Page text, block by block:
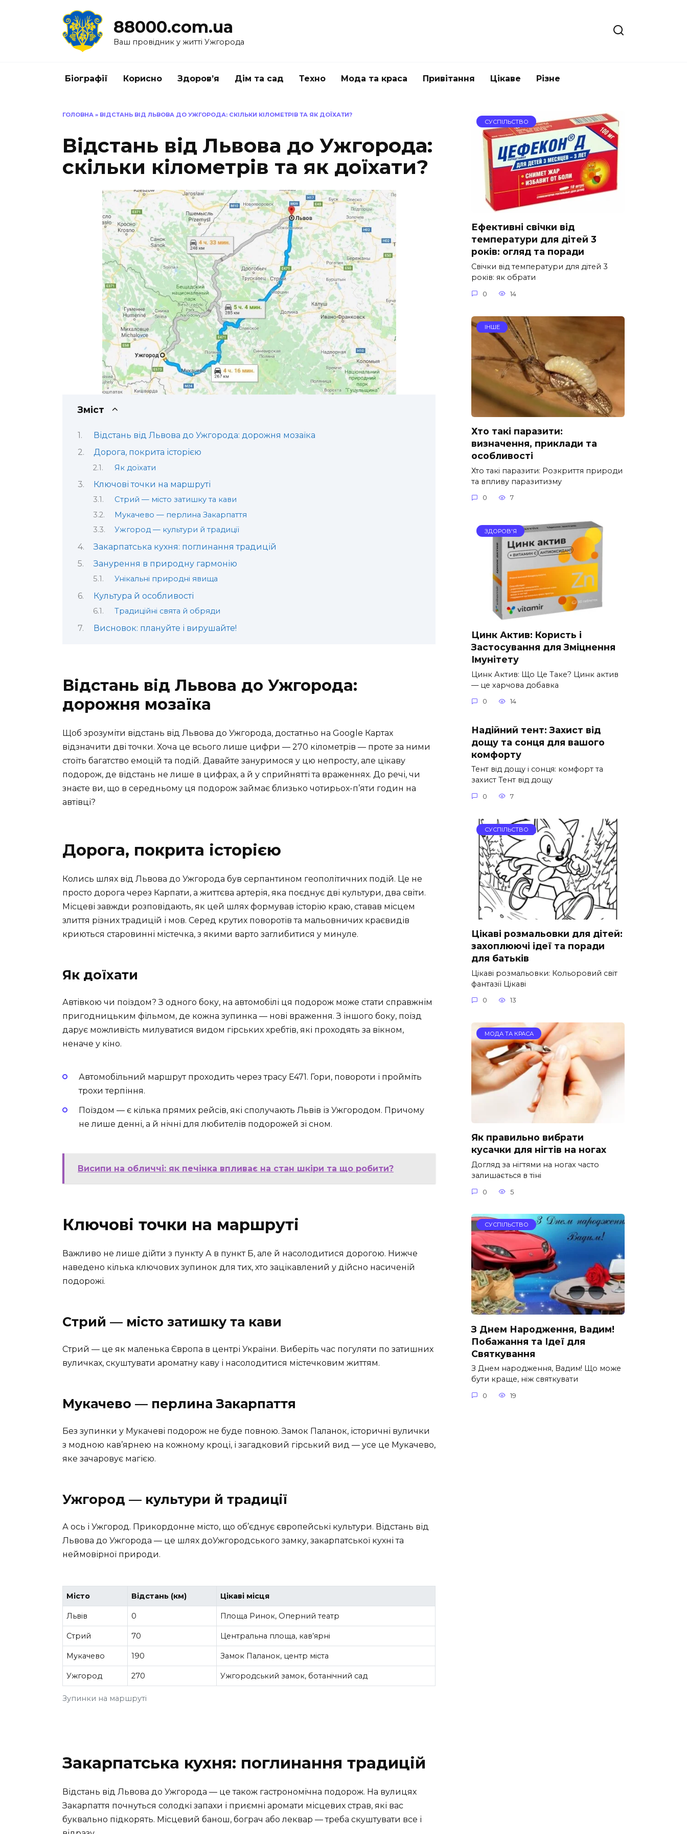
88000.com.ua
Ваш провідник у житті Ужгорода
Біографії Корисно Здоров’я Дім та сад Техно Мода та краса Привітання Цікаве Різне
ГОЛОВНА » ВІДСТАНЬ ВІД ЛЬВОВА ДО УЖГОРОДА: СКІЛЬКИ КІЛОМЕТРІВ ТА ЯК ДОЇХАТИ?
Відстань від Львова до Ужгорода:
скільки кілометрів та як доїхати?
Зміст
Відстань від Львова до Ужгорода: дорожня мозаїка
Дорога, покрита історією
Як доїхати
Ключові точки на маршруті
Стрий — місто затишку та кави
Мукачево — перлина Закарпаття
Ужгород — культури й традиції
Закарпатська кухня: поглинання традицій
Занурення в природну гармонію
Унікальні природні явища
Культура й особливості
Традиційні свята й обряди
Висновок: плануйте і вирушайте!
Відстань від Львова до Ужгорода:
дорожня мозаїка
Щоб зрозуміти відстань від Львова до Ужгорода, достатньо на Google Картах
відзначити дві точки. Хоча це всього лише цифри — 270 кілометрів — проте за ними
стоїть багатство емоцій та подій. Давайте зануримося у цю непросту, але цікаву
подорож, де відстань не лише в цифрах, а й у сприйнятті та враженнях. До речі, чи
знаєте ви, що в середньому ця подорож займає близько чотирьох-п’яти годин на
автівці?
Дорога, покрита історією
Колись шлях від Львова до Ужгорода був серпантином геополітичних подій. Це не
просто дорога через Карпати, а життєва артерія, яка поєднує дві культури, два світи.
Місцеві завжди розповідають, як цей шлях формував історію краю, ставав місцем
злиття різних традицій і мов. Серед крутих поворотів та мальовничих краєвидів
криються старовинні містечка, з якими варто заглибитися у минуле.
Як доїхати
Автівкою чи поїздом? З одного боку, на автомобілі ця подорож може стати справжнім
пригодницьким фільмом, де кожна зупинка — нові враження. З іншого боку, поїзд
дарує можливість милуватися видом гірських хребтів, які проходять за вікном,
неначе у кіно.
Автомобільний маршрут проходить через трасу E471. Гори, повороти і пройміть
трохи терпіння.
Поїздом — є кілька прямих рейсів, які сполучають Львів із Ужгородом. Причому
не лише денні, а й нічні для любителів подорожей зі сном.
Висипи на обличчі: як печінка впливає на стан шкіри та що робити?
Ключові точки на маршруті
Важливо не лише дійти з пункту А в пункт Б, але й насолодитися дорогою. Нижче
наведено кілька ключових зупинок для тих, хто зацікавлений у дійсно насиченій
подорожі.
Стрий — місто затишку та кави
Стрий — це як маленька Європа в центрі України. Виберіть час погуляти по затишних
вуличках, скуштувати ароматну каву і насолодитися містечковим життям.
Мукачево — перлина Закарпаття
Без зупинки у Мукачеві подорож не буде повною. Замок Паланок, історичні вулички
з модною кав’ярнею на кожному кроці, і загадковий гірський вид — усе це Мукачево,
яке зачаровує магією.
Ужгород — культури й традиції
А ось і Ужгород. Прикордонне місто, що об’єднує європейські культури. Відстань від
Львова до Ужгорода — це шлях доУжгородського замку, закарпатської кухні та
неймовірної природи.
Зупинки на маршруті
Місто Відстань (км) Цікаві місця
Львів 0 Площа Ринок, Оперний театр
Стрий 70 Центральна площа, кав’ярні
Мукачево 190 Замок Паланок, центр міста
Ужгород 270 Ужгородський замок, ботанічний сад
Закарпатська кухня: поглинання традицій
Відстань від Львова до Ужгорода — це також гастрономічна подорож. На вулицях
Закарпаття почнуться солодкі запахи і приємні аромати місцевих страв, які вас
буквально підкорять. Місцевий банош, бограч або леквар — треба скуштувати все і
СУСПІЛЬСТВО
Ефективні свічки від
температури для дітей 3
років: огляд та поради
Свічки від температури для дітей 3
років: як обрати
0 14
ІНШЕ
Хто такі паразити:
визначення, приклади та
особливості
Хто такі паразити: Розкриття природи
та впливу паразитизму
0 7
ЗДОРОВ'Я
Цинк Актив: Користь і
Застосування для Зміцнення
Імунітету
Цинк Актив: Що Це Таке? Цинк актив
— це харчова добавка
0 14
Надійний тент: Захист від
дощу та сонця для вашого
комфорту
Тент від дощу і сонця: комфорт та
захист Тент від дощу
0 7
СУСПІЛЬСТВО
Цікаві розмальовки для дітей:
захоплюючі ідеї та поради
для батьків
Цікаві розмальовки: Кольоровий світ
фантазії Цікаві
0 13
МОДА ТА КРАСА
Як правильно вибрати
кусачки для нігтів на ногах
Догляд за нігтями на ногах часто
залишається в тіні
0 5
СУСПІЛЬСТВО
З Днем Народження, Вадим!
Побажання та Ідеї для
Святкування
З Днем народження, Вадим! Що може
бути краще, ніж святкувати
0 19